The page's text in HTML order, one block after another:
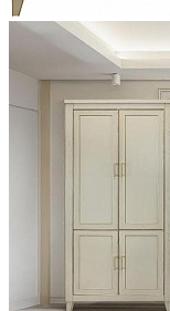
Туалетные
Тумбы
Шкафы для
Полки и
Шкаф 1-
Шкафы
Шкафы
Шкафы
Шкафы
Шкафы 6-
Шкафы
Шкафы
Ящики и короба